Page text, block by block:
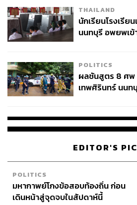
แน่นอนว่าการกระทำอันโหดร้ายเกิน
สมควรถูกลดหย่อนโทษไปด้วยเหตุผล
ตลอดชีวิต
แต่เราไม่อาจมองข้ามปัจจัยจากสภาพ
รุนแรงในครอบครัว ความเกลียดชังผู้
เหลื่อมล้ำทางชนชั้น ธุรกิจสีเทาที่มีเ
องค์ประกอบที่เอื้อให้เกิดคดีอันน่าสะ
กว่ากัน
ภาพ: Netflix
THAILAND
นักเรียนโรงเรีย
นนทบุรี อพยพเ
POLITICS
ผลชันสูตร 8 ศพ
เทพศิรินทร์ นนท
EDITOR'S
POLITICS
มหากาพย์โกงข้อสอบท้องถิ่น ก่อน
เดินหน้าสู่จุดจบในสัปดาห์นี้